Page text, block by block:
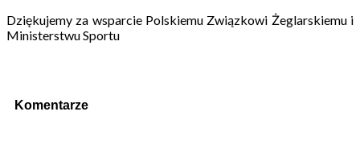
Dziękujemy za wsparcie Polskiemu Związkowi Żeglarskiemu i
Ministerstwu Sportu
Komentarze